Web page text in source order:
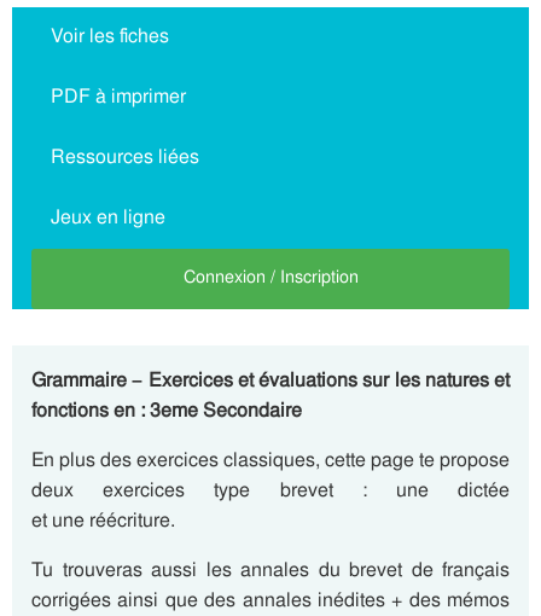
Voir les fiches
PDF à imprimer
Ressources liées
Jeux en ligne
Connexion / Inscription
Grammaire – Exercices et évaluations sur les natures et
fonctions en : 3eme Secondaire
En plus des exercices classiques, cette page te propose
deux exercices type brevet : une dictée
et une réécriture.
Tu trouveras aussi les annales du brevet de français
corrigées ainsi que des annales inédites + des mémos